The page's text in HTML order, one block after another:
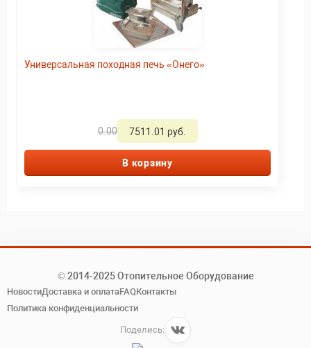
Универсальная походная печь «Онего»
0.00 7511.01 руб.
В корзину
© 2014-2025 Отопительное Оборудование
НовостиДоставка и оплатаFAQКонтакты
Политика конфиденциальности
Поделись: